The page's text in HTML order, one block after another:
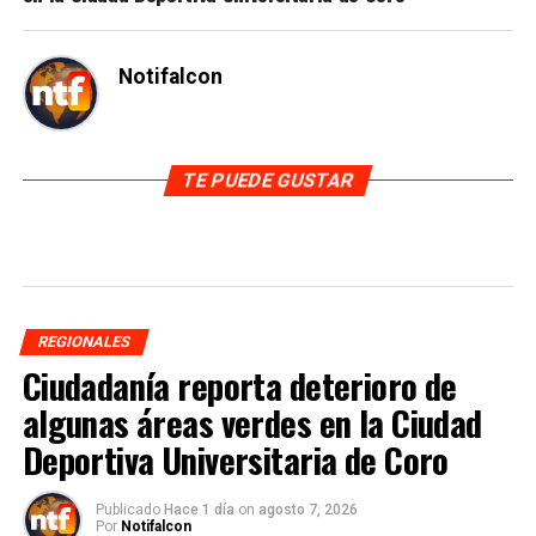
Notifalcon
TE PUEDE GUSTAR
REGIONALES
Ciudadanía reporta deterioro de
algunas áreas verdes en la Ciudad
Deportiva Universitaria de Coro
Publicado Hace 1 día on agosto 7, 2026
Por Notifalcon